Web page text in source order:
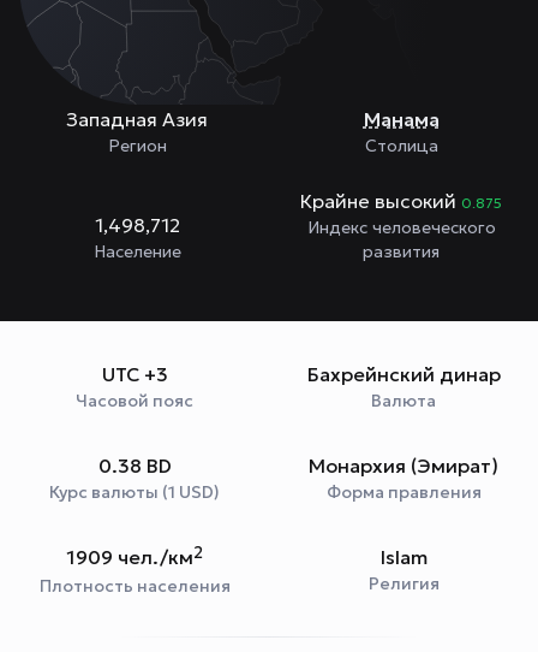
Западная Азия
Регион
Манама
Столица
1,498,712
Население
Крайне высокий 0.875
Индекс человеческого
развития
UTC +3
Часовой пояс
Бахрейнский динар
Валюта
0.38 BD
Курс валюты (1 USD)
Монархия (Эмират)
Форма правления
1909 чел./км2
Плотность населения
Islam
Религия